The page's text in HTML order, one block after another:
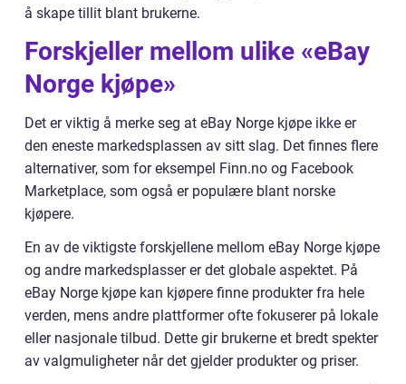
å skape tillit blant brukerne.
Forskjeller mellom ulike «eBay
Norge kjøpe»
Det er viktig å merke seg at eBay Norge kjøpe ikke er
den eneste markedsplassen av sitt slag. Det finnes flere
alternativer, som for eksempel Finn.no og Facebook
Marketplace, som også er populære blant norske
kjøpere.
En av de viktigste forskjellene mellom eBay Norge kjøpe
og andre markedsplasser er det globale aspektet. På
eBay Norge kjøpe kan kjøpere finne produkter fra hele
verden, mens andre plattformer ofte fokuserer på lokale
eller nasjonale tilbud. Dette gir brukerne et bredt spekter
av valgmuligheter når det gjelder produkter og priser.